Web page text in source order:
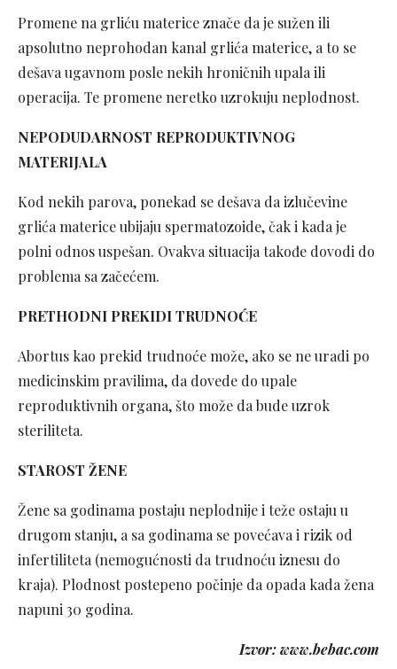
Promene na grliću materice znače da je sužen ili
apsolutno neprohodan kanal grlića materice, a to se
dešava ugavnom posle nekih hroničnih upala ili
operacija. Te promene neretko uzrokuju neplodnost.
NEPODUDARNOST REPRODUKTIVNOG
MATERIJALA
Kod nekih parova, ponekad se dešava da izlučevine
grlića materice ubijaju spermatozoide, čak i kada je
polni odnos uspešan. Ovakva situacija takođe dovodi do
problema sa začećem.
PRETHODNI PREKIDI TRUDNOĆE
Abortus kao prekid trudnoće može, ako se ne uradi po
medicinskim pravilima, da dovede do upale
reproduktivnih organa, što može da bude uzrok
steriliteta.
STAROST ŽENE
Žene sa godinama postaju neplodnije i teže ostaju u
drugom stanju, a sa godinama se povećava i rizik od
infertiliteta (nemogućnosti da trudnoću iznesu do
kraja). Plodnost postepeno počinje da opada kada žena
napuni 30 godina.
Izvor: www.bebac.com